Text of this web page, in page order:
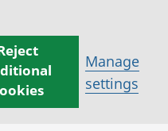
Manage
settings